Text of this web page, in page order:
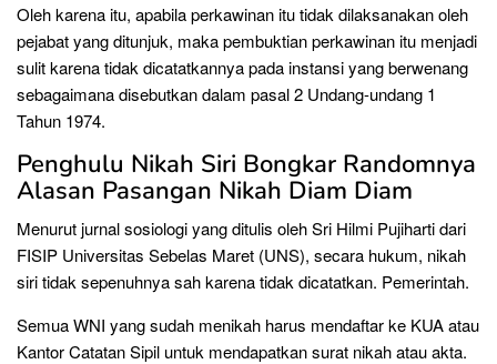
Oleh karena itu, apabila perkawinan itu tidak dilaksanakan oleh
pejabat yang ditunjuk, maka pembuktian perkawinan itu menjadi
sulit karena tidak dicatatkannya pada instansi yang berwenang
sebagaimana disebutkan dalam pasal 2 Undang-undang 1
Tahun 1974.
Penghulu Nikah Siri Bongkar Randomnya
Alasan Pasangan Nikah Diam Diam
Menurut jurnal sosiologi yang ditulis oleh Sri Hilmi Pujiharti dari
FISIP Universitas Sebelas Maret (UNS), secara hukum, nikah
siri tidak sepenuhnya sah karena tidak dicatatkan. Pemerintah.
Semua WNI yang sudah menikah harus mendaftar ke KUA atau
Kantor Catatan Sipil untuk mendapatkan surat nikah atau akta.